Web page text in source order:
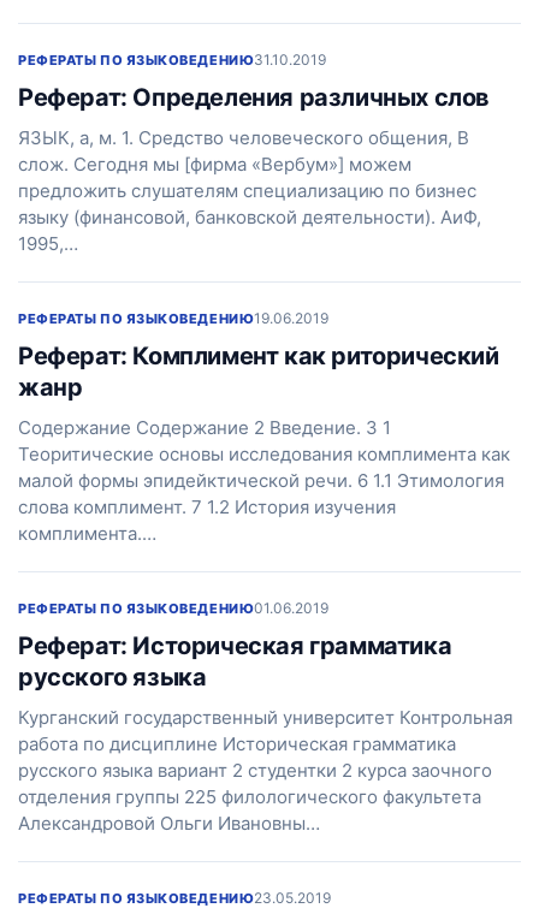
РЕФЕРАТЫ ПО ЯЗЫКОВЕДЕНИЮ31.10.2019
Реферат: Определения различных слов
ЯЗЫК, а, м. 1. Средство человеческого общения, В
слож. Сегодня мы [фирма «Вербум»] можем
предложить слушателям специализацию по бизнес
языку (финансовой, банковской деятельности). АиФ,
1995,…
РЕФЕРАТЫ ПО ЯЗЫКОВЕДЕНИЮ19.06.2019
Реферат: Комплимент как риторический
жанр
Содержание Содержание 2 Введение. 3 1
Теоритические основы исследования комплимента как
малой формы эпидейктической речи. 6 1.1 Этимология
слова комплимент. 7 1.2 История изучения
комплимента.…
РЕФЕРАТЫ ПО ЯЗЫКОВЕДЕНИЮ01.06.2019
Реферат: Историческая грамматика
русского языка
Курганский государственный университет Контрольная
работа по дисциплине Историческая грамматика
русского языка вариант 2 студентки 2 курса заочного
отделения группы 225 филологического факультета
Александровой Ольги Ивановны…
РЕФЕРАТЫ ПО ЯЗЫКОВЕДЕНИЮ23.05.2019